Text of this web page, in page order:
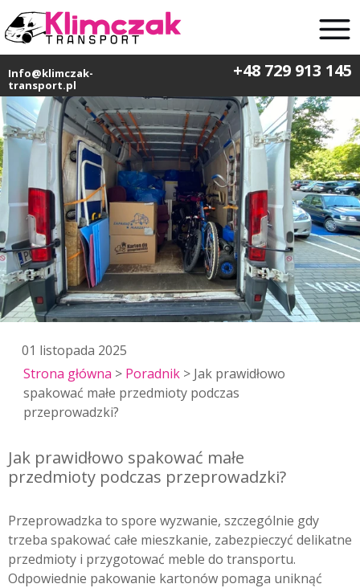
Strona główna > Poradnik > Jak prawidłowo
spakować małe przedmioty podczas
przeprowadzki?
+48 729 913 145
Info@klimczak-
transport.pl
Przeprowadzka to spore wyzwanie, szczególnie gdy
trzeba spakować całe mieszkanie, zabezpieczyć delikatne
przedmioty i przygotować meble do transportu.
Odpowiednie pakowanie kartonów pomaga uniknąć
Jak prawidłowo spakować małe
przedmioty podczas przeprowadzki?
01 listopada 2025